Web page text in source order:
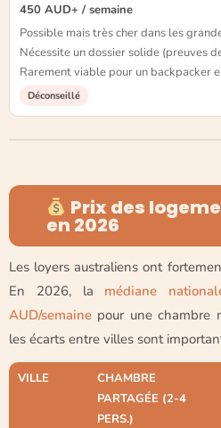
450 AUD+ / semaine
Possible mais très cher dans les
Nécessite un dossier solide (preuves
Rarement viable pour un backpacker
Déconseillé
Prix des
en 2026
Les loyers australiens ont
En 2026, la médiane
AUD/semaine pour une chambre
les écarts entre villes sont
VILLE
CHAMBRE
PARTAGÉE (2-4
PERS.)